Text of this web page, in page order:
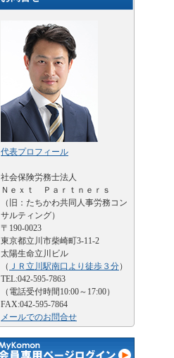
代表プロフィール
社会保険労務士法人
Ｎｅｘｔ Ｐａｒｔｎｅｒｓ
（旧：たちかわ共同人事労務コン
サルティング）
〒190-0023
東京都立川市柴崎町3-11-2
太陽生命立川ビル
（ ＪＲ立川駅南口より徒歩３分）
TEL:042-595-7863
（電話受付時間10:00～17:00）
FAX:042-595-7864
メールでのお問合せ